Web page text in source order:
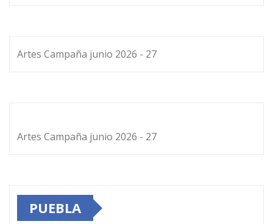
Artes Campaña junio 2026 - 27
Artes Campaña junio 2026 - 27
PUEBLA